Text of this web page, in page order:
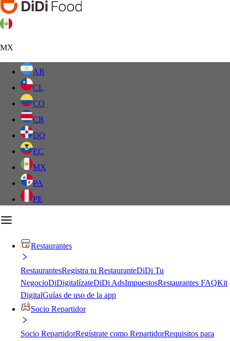
MX
AR
CL
CO
CR
DO
EC
MX
PA
PE
Restaurantes
RestaurantesRegistra tu RestauranteDiDi Tu
NegocioDiDigitalízateDiDi AdsImpuestosRestaurantes FAQKit
DigitalGuías de uso de la app
Socio Repartidor
Socio RepartidorRegístrate como RepartidorRequisitos para